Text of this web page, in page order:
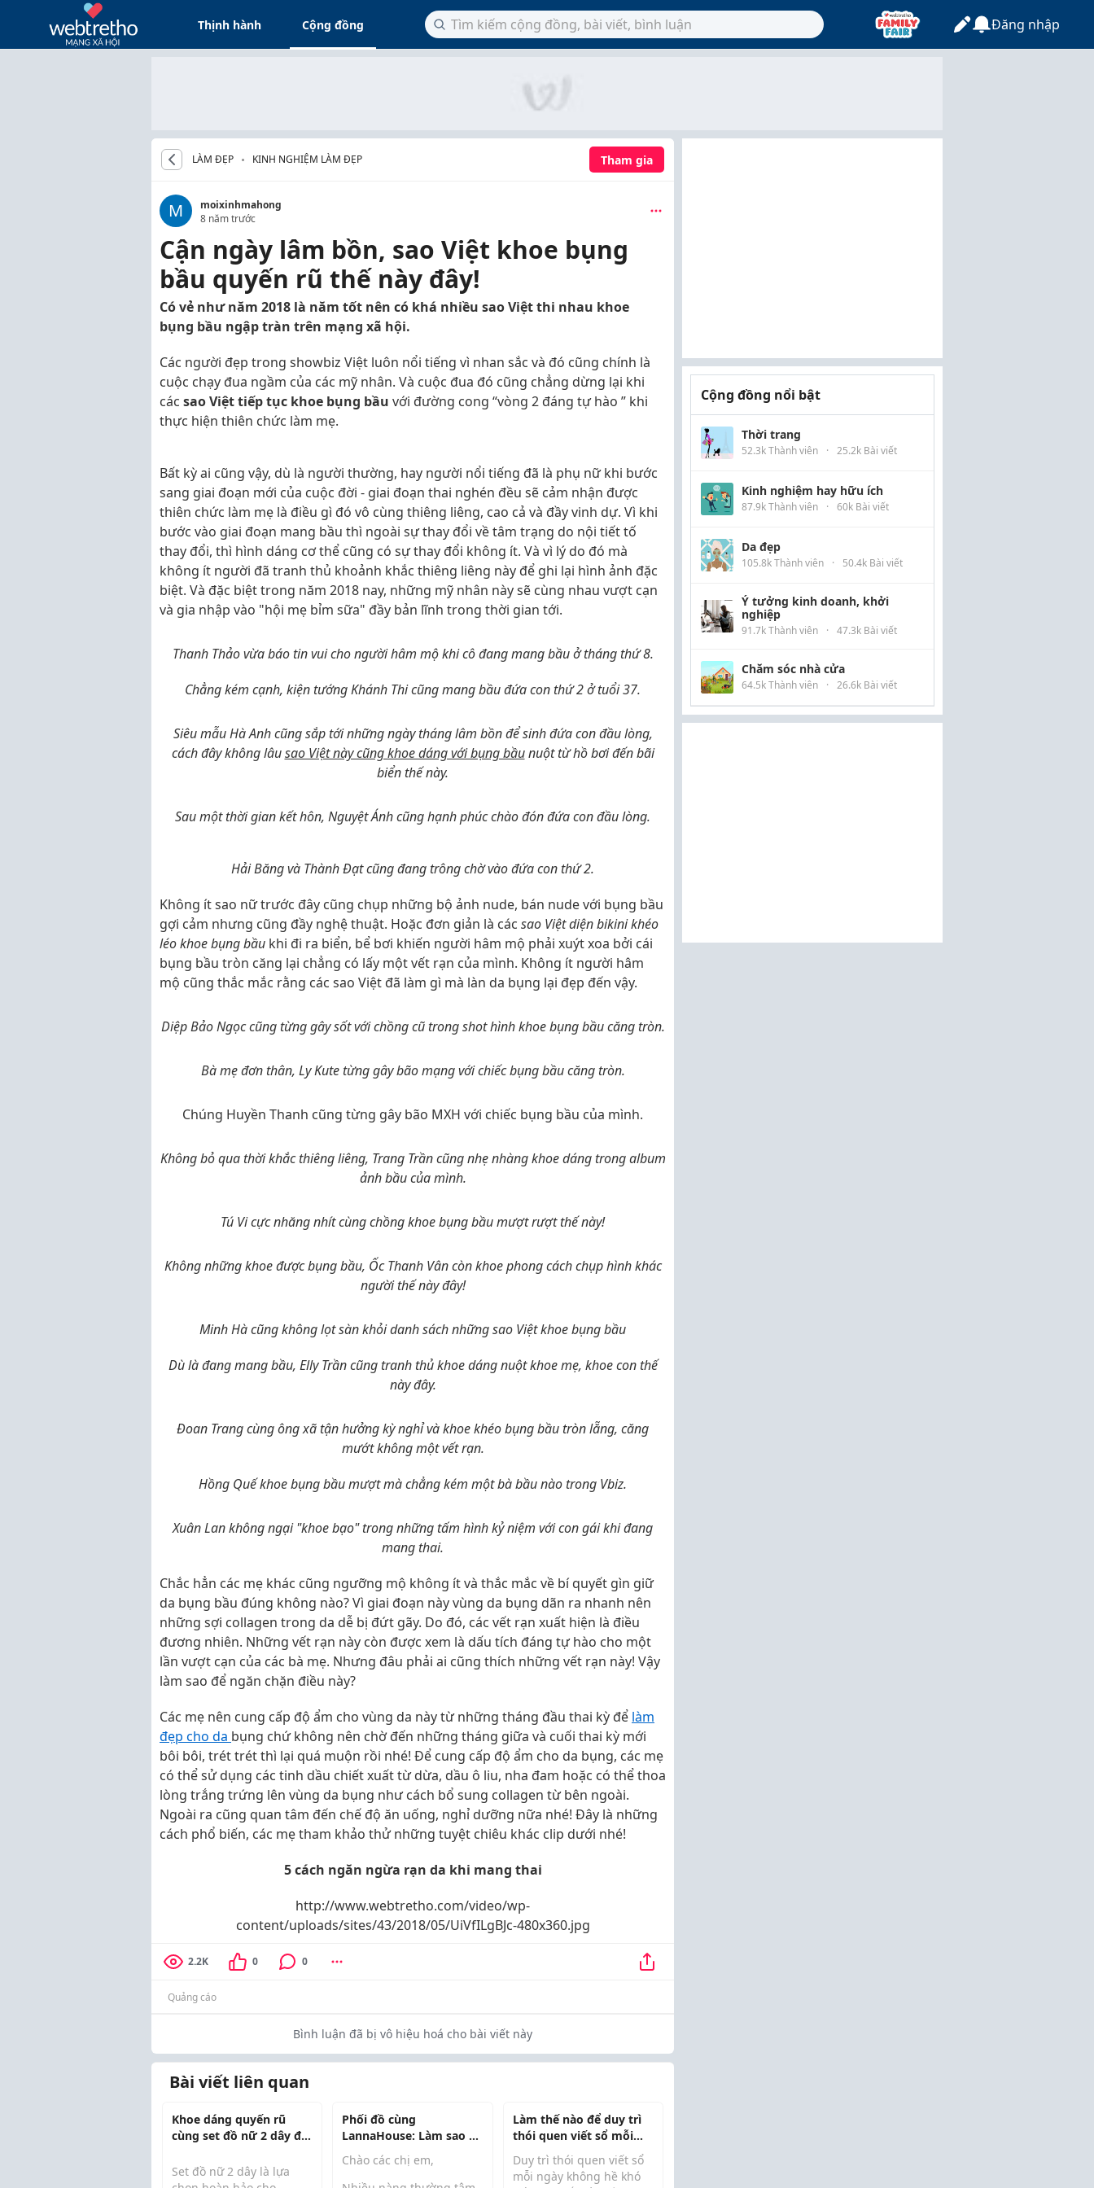
Thịnh hành Cộng đồng Đăng nhập
LÀM ĐẸP KINH NGHIỆM LÀM ĐẸP Tham gia
M
moixinhmahong
8 năm trước
Cận ngày lâm bồn, sao Việt khoe bụng
bầu quyến rũ thế này đây!
Có vẻ như năm 2018 là năm tốt nên có khá nhiều sao Việt thi nhau khoe
bụng bầu ngập tràn trên mạng xã hội.
Các người đẹp trong showbiz Việt luôn nổi tiếng vì nhan sắc và đó cũng chính là
cuộc chạy đua ngầm của các mỹ nhân. Và cuộc đua đó cũng chẳng dừng lại khi
các sao Việt tiếp tục khoe bụng bầu với đường cong “vòng 2 đáng tự hào ” khi
thực hiện thiên chức làm mẹ.
Bất kỳ ai cũng vậy, dù là người thường, hay người nổi tiếng đã là phụ nữ khi bước
sang giai đoạn mới của cuộc đời - giai đoạn thai nghén đều sẽ cảm nhận được
thiên chức làm mẹ là điều gì đó vô cùng thiêng liêng, cao cả và đầy vinh dự. Vì khi
bước vào giai đoạn mang bầu thì ngoài sự thay đổi về tâm trạng do nội tiết tố
thay đổi, thì hình dáng cơ thể cũng có sự thay đổi không ít. Và vì lý do đó mà
không ít người đã tranh thủ khoảnh khắc thiêng liêng này để ghi lại hình ảnh đặc
biệt. Và đặc biệt trong năm 2018 nay, những mỹ nhân này sẽ cùng nhau vượt cạn
và gia nhập vào "hội mẹ bỉm sữa" đầy bản lĩnh trong thời gian tới.
Thanh Thảo vừa báo tin vui cho người hâm mộ khi cô đang mang bầu ở tháng thứ 8.
Chẳng kém cạnh, kiện tướng Khánh Thi cũng mang bầu đứa con thứ 2 ở tuổi 37.
Siêu mẫu Hà Anh cũng sắp tới những ngày tháng lâm bồn để sinh đứa con đầu lòng,
cách đây không lâusao Việt này cũng khoe dáng với bụng bầunuột từ hồ bơi đến bãi
biển thế này.
Sau một thời gian kết hôn, Nguyệt Ánh cũng hạnh phúc chào đón đứa con đầu lòng.
Hải Băng và Thành Đạt cũng đang trông chờ vào đứa con thứ 2.
Không ít sao nữ trước đây cũng chụp những bộ ảnh nude, bán nude với bụng bầu
gợi cảm nhưng cũng đầy nghệ thuật. Hoặc đơn giản là các sao Việt diện bikini khéo
léo khoe bụng bầu khi đi ra biển, bể bơi khiến người hâm mộ phải xuýt xoa bởi cái
bụng bầu tròn căng lại chẳng có lấy một vết rạn của mình. Không ít người hâm
mộ cũng thắc mắc rằng các sao Việt đã làm gì mà làn da bụng lại đẹp đến vậy.
Diệp Bảo Ngọc cũng từng gây sốt với chồng cũ trong shot hình khoe bụng bầu căng tròn.
Bà mẹ đơn thân, Ly Kute từng gây bão mạng với chiếc bụng bầu căng tròn.
Chúng Huyền Thanh cũng từng gây bão MXH với chiếc bụng bầu của mình.
Không bỏ qua thời khắc thiêng liêng, Trang Trần cũng nhẹ nhàng khoe dáng trong album
ảnh bầu của mình.
Tú Vi cực nhăng nhít cùng chồng khoe bụng bầu mượt rượt thế này!
Không những khoe được bụng bầu, Ốc Thanh Vân còn khoe phong cách chụp hình khác
người thế này đây!
Minh Hà cũng không lọt sàn khỏi danh sách những sao Việt khoe bụng bầu
Dù là đang mang bầu, Elly Trần cũng tranh thủ khoe dáng nuột khoe mẹ, khoe con thế
này đây.
Đoan Trang cùng ông xã tận hưởng kỳ nghỉ và khoe khéo bụng bầu tròn lẵng, căng
mướt không một vết rạn.
Hồng Quế khoe bụng bầu mượt mà chẳng kém một bà bầu nào trong Vbiz.
Xuân Lan không ngại "khoe bạo" trong những tấm hình kỷ niệm với con gái khi đang
mang thai.
Chắc hẳn các mẹ khác cũng ngưỡng mộ không ít và thắc mắc về bí quyết gìn giữ
da bụng bầu đúng không nào? Vì giai đoạn này vùng da bụng dãn ra nhanh nên
những sợi collagen trong da dễ bị đứt gãy. Do đó, các vết rạn xuất hiện là điều
đương nhiên. Những vết rạn này còn được xem là dấu tích đáng tự hào cho một
lần vượt cạn của các bà mẹ. Nhưng đâu phải ai cũng thích những vết rạn này! Vậy
làm sao để ngăn chặn điều này?
Các mẹ nên cung cấp độ ẩm cho vùng da này từ những tháng đầu thai kỳ để làm
đẹp cho da bụng chứ không nên chờ đến những tháng giữa và cuối thai kỳ mới
bôi bôi, trét trét thì lại quá muộn rồi nhé! Để cung cấp độ ẩm cho da bụng, các mẹ
có thể sử dụng các tinh dầu chiết xuất từ dừa, dầu ô liu, nha đam hoặc có thể thoa
lòng trắng trứng lên vùng da bụng như cách bổ sung collagen từ bên ngoài.
Ngoài ra cũng quan tâm đến chế độ ăn uống, nghỉ dưỡng nữa nhé! Đây là những
cách phổ biến, các mẹ tham khảo thử những tuyệt chiêu khác clip dưới nhé!
5 cách ngăn ngừa rạn da khi mang thai
http://www.webtretho.com/video/wp-
content/uploads/sites/43/2018/05/UiVfILgBJc-480x360.jpg
2.2K 0 0
Quảng cáo
Bình luận đã bị vô hiệu hoá cho bài viết này
Bài viết liên quan
Khoe dáng quyến rũ
cùng set đồ nữ 2 dây đi
Set đồ nữ 2 dây là lựa
Phối đồ cùng
LannaHouse: Làm sao để
mặc quyến rũ mà vẫn
sang trọng?
Chào các chị em,
Làm thế nào để duy trì
thói quen viết sổ mỗi
Duy trì thói quen viết sổ
mỗi ngày không hề khó
Cộng đồng nổi bật
Thời trang
52.3k Thành viên · 25.2k Bài viết
Kinh nghiệm hay hữu ích
87.9k Thành viên · 60k Bài viết
Da đẹp
105.8k Thành viên · 50.4k Bài viết
Ý tưởng kinh doanh, khởi
nghiệp
91.7k Thành viên · 47.3k Bài viết
Chăm sóc nhà cửa
64.5k Thành viên · 26.6k Bài viết